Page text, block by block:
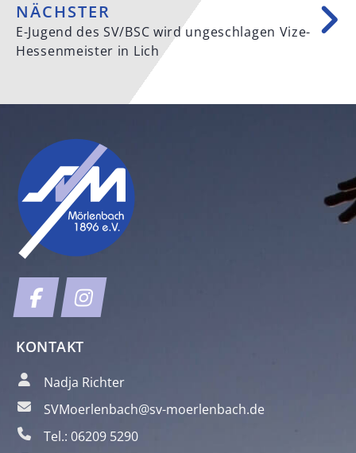
NÄCHSTER
E-Jugend des SV/BSC wird ungeschlagen Vize-
Hessenmeister in Lich
KONTAKT
Nadja Richter
SVMoerlenbach@sv-moerlenbach.de
Tel.: 06209 5290